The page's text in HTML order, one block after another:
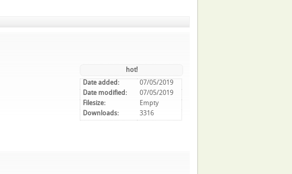
hot!
Date added:
07/05/2019
Date modified:
07/05/2019
Filesize:
Empty
Downloads:
3316